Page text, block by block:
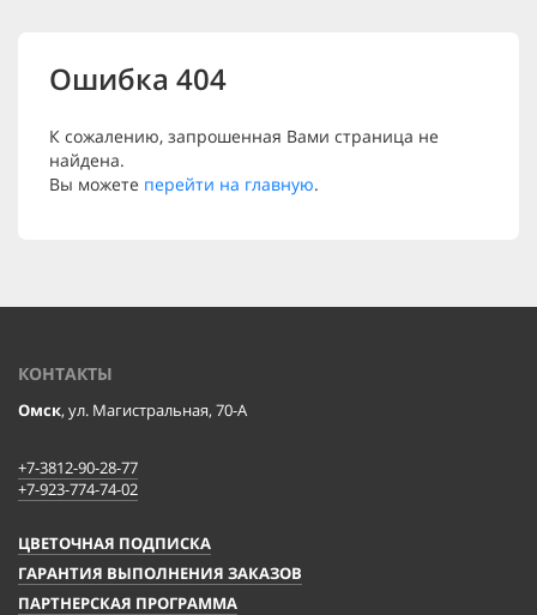
Ошибка 404
К сожалению, запрошенная Вами страница не
найдена.
Вы можете перейти на главную.
КОНТАКТЫ
Омск, ул. Магистральная, 70-А
+7-3812-90-28-77
+7-923-774-74-02
ЦВЕТОЧНАЯ ПОДПИСКА
ГАРАНТИЯ ВЫПОЛНЕНИЯ ЗАКАЗОВ
ПАРТНЕРСКАЯ ПРОГРАММА